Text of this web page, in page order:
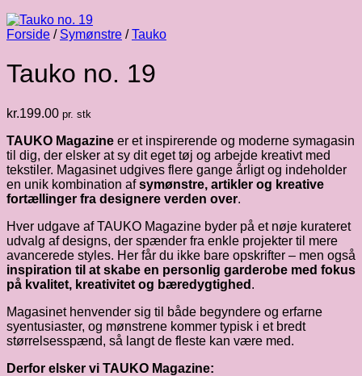
Forside / Symønstre / Tauko
Tauko no. 19
kr.199.00 pr. stk
TAUKO Magazine er et inspirerende og moderne symagasin
til dig, der elsker at sy dit eget tøj og arbejde kreativt med
tekstiler. Magasinet udgives flere gange årligt og indeholder
en unik kombination afsymønstre, artikler og kreative
fortællinger fra designere verden over.
Hver udgave af TAUKO Magazine byder på et nøje kurateret
udvalg af designs, der spænder fra enkle projekter til mere
avancerede styles. Her får du ikke bare opskrifter – men også
inspiration til at skabe en personlig garderobe med fokus
på kvalitet, kreativitet og bæredygtighed .
Magasinet henvender sig til både begyndere og erfarne
syentusiaster, og mønstrene kommer typisk i et bredt
størrelsesspænd, så langt de fleste kan være med.
Derfor elsker vi TAUKO Magazine: